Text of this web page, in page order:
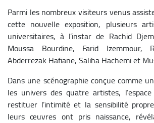
Parmi les nombreux visiteurs venus
cette nouvelle exposition, plusieurs
universitaires, à l’instar de Rachid
Moussa Bourdine, Farid Izemmour,
Abderrezak Hafiane, Saliha Hachemi et
Dans une scénographie conçue comme
les univers des quatre artistes,
restituer l’intimité et la sensibilité
leurs œuvres ont pris naissance,